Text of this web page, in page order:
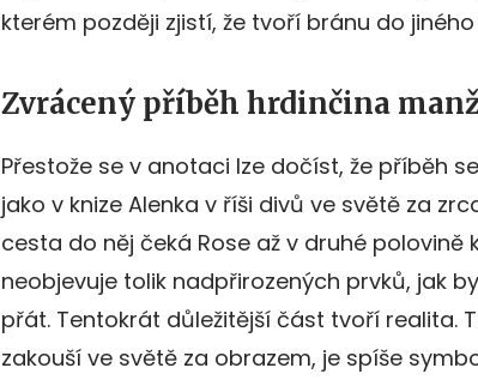
kterém později zjistí, že tvoří bránu do
Zvrácený příběh hrdinčina
Přestože se v anotaci lze dočíst, že příběh
jako v knize Alenka v říši divů ve světě za
cesta do něj čeká Rose až v druhé polovině
neobjevuje tolik nadpřirozených prvků, jak
přát. Tentokrát důležitější část tvoří realita.
zakouší ve světě za obrazem, je spíše